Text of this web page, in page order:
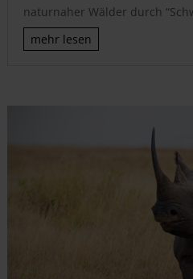
naturnaher Wälder durch
mehr lesen